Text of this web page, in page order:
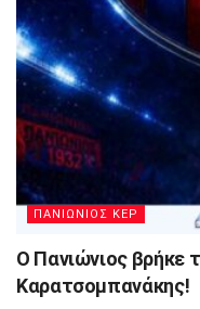
ΠΑΝΙΩΝΙΟΣ ΚΕΡ
Ο Πανιώνιος βρήκε
Καρατσομπανάκης!